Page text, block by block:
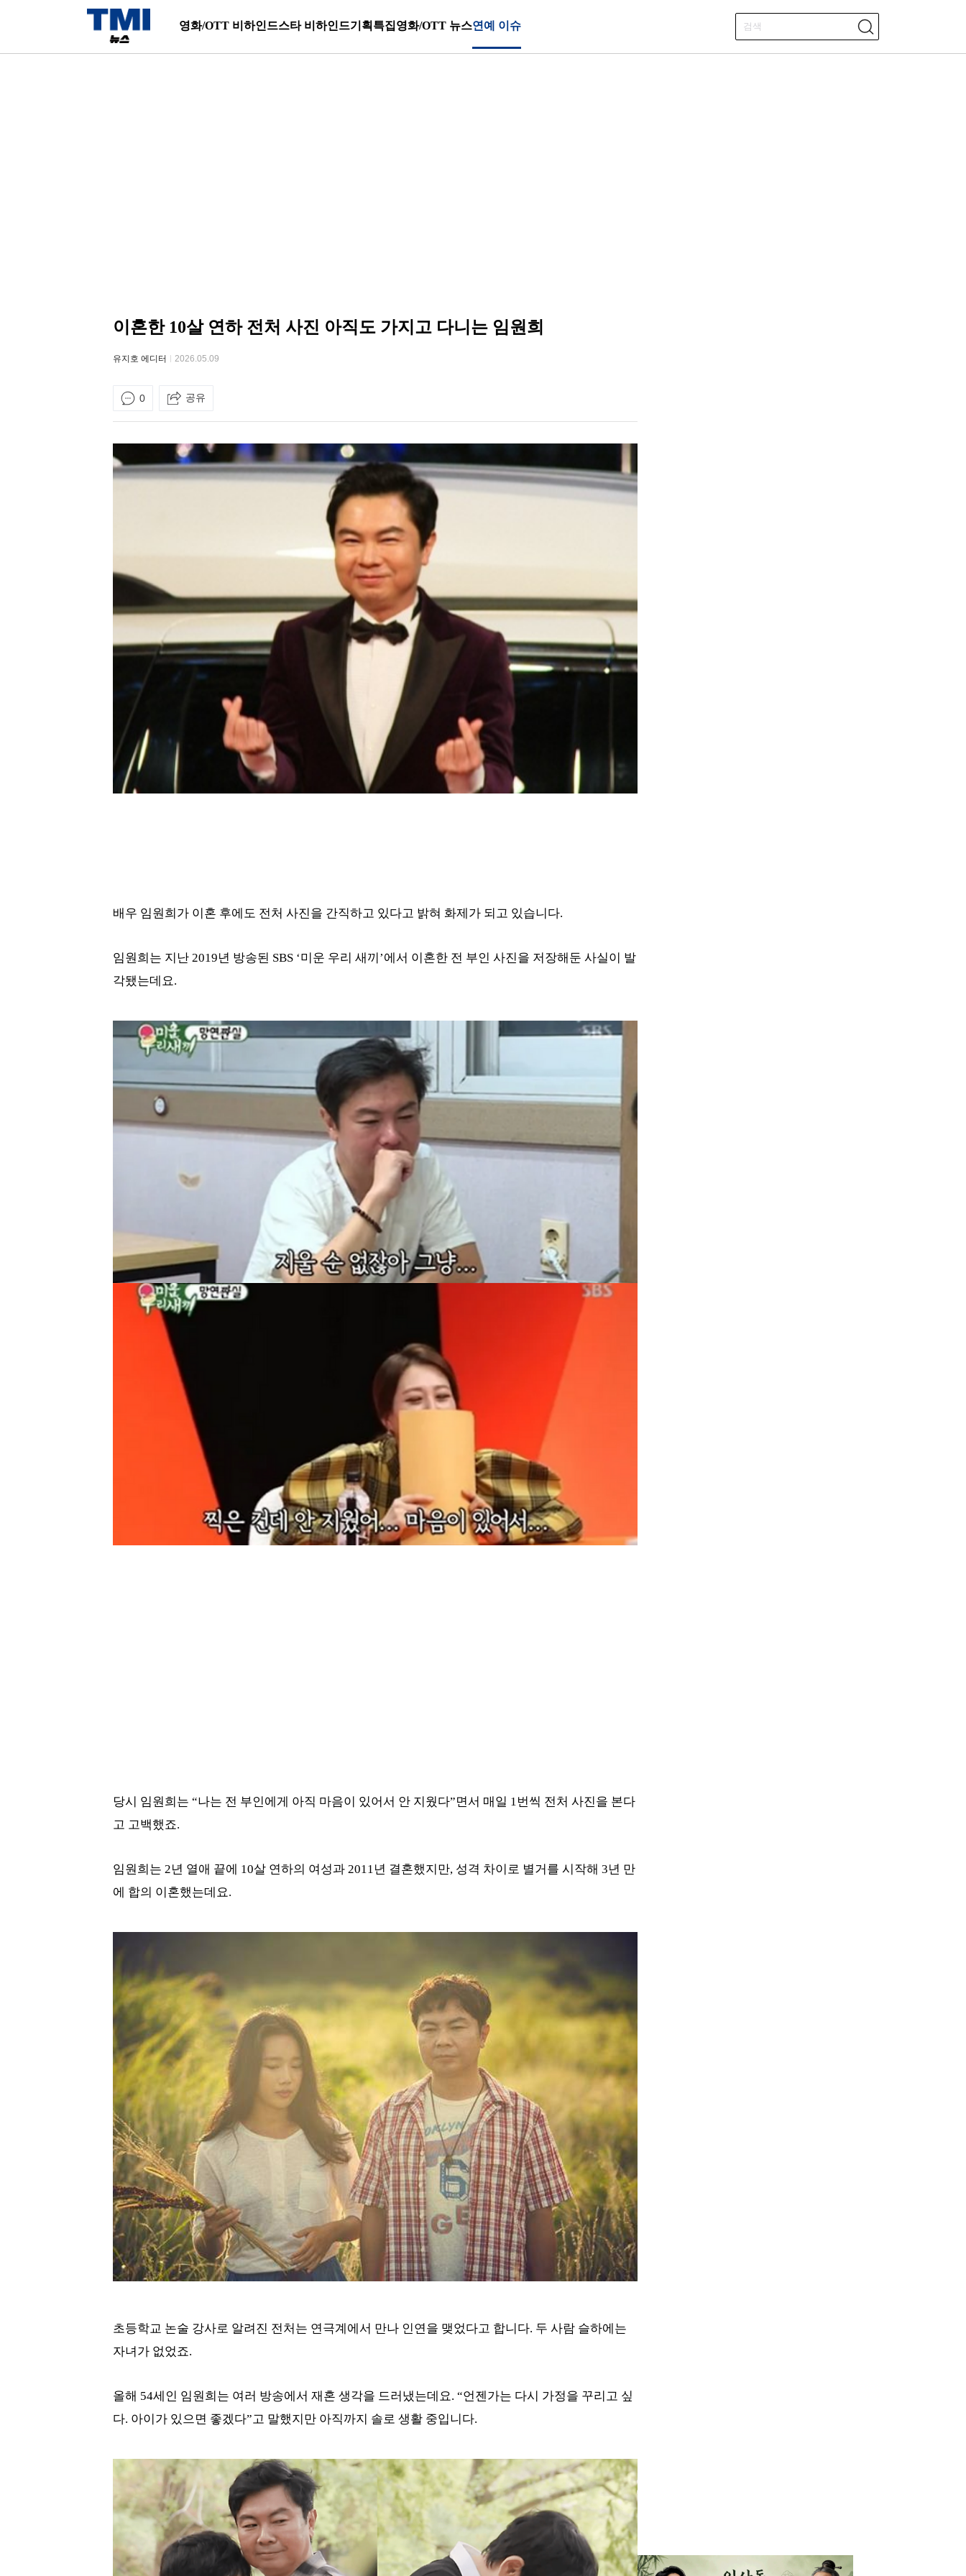
영화/OTT 비하인드스타 비하인드기획특집영화/OTT 뉴스연예 이슈
이혼한 10살 연하 전처 사진 아직도 가지고 다니는 임원희
유지호 에디터 2026.05.09
0 공유
배우 임원희가 이혼 후에도 전처 사진을 간직하고 있다고 밝혀 화제가 되고 있습니다.
임원희는 지난 2019년 방송된 SBS ‘미운 우리 새끼’에서 이혼한 전 부인 사진을 저장해둔 사실이 발
각됐는데요.
당시 임원희는 “나는 전 부인에게 아직 마음이 있어서 안 지웠다”면서 매일 1번씩 전처 사진을 본다
고 고백했죠.
임원희는 2년 열애 끝에 10살 연하의 여성과 2011년 결혼했지만, 성격 차이로 별거를 시작해 3년 만
에 합의 이혼했는데요.
초등학교 논술 강사로 알려진 전처는 연극계에서 만나 인연을 맺었다고 합니다. 두 사람 슬하에는
자녀가 없었죠.
올해 54세인 임원희는 여러 방송에서 재혼 생각을 드러냈는데요. “언젠가는 다시 가정을 꾸리고 싶
다. 아이가 있으면 좋겠다”고 말했지만 아직까지 솔로 생활 중입니다.